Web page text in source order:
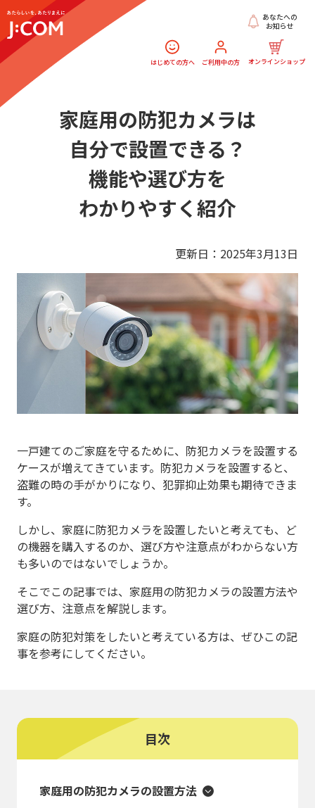
はじめての方へ ご利用中の方 オンラインショップ
あなたへの
お知らせ
家庭用の防犯カメラは
自分で設置できる？
機能や選び方を
わかりやすく紹介
更新日：2025年3月13日
一戸建てのご家庭を守るために、防犯カメラを設置する
ケースが増えてきています。防犯カメラを設置すると、
盗難の時の手がかりになり、犯罪抑止効果も期待できま
す。
しかし、家庭に防犯カメラを設置したいと考えても、ど
の機器を購入するのか、選び方や注意点がわからない方
も多いのではないでしょうか。
そこでこの記事では、家庭用の防犯カメラの設置方法や
選び方、注意点を解説します。
家庭の防犯対策をしたいと考えている方は、ぜひこの記
事を参考にしてください。
目次
家庭用の防犯カメラの設置方法